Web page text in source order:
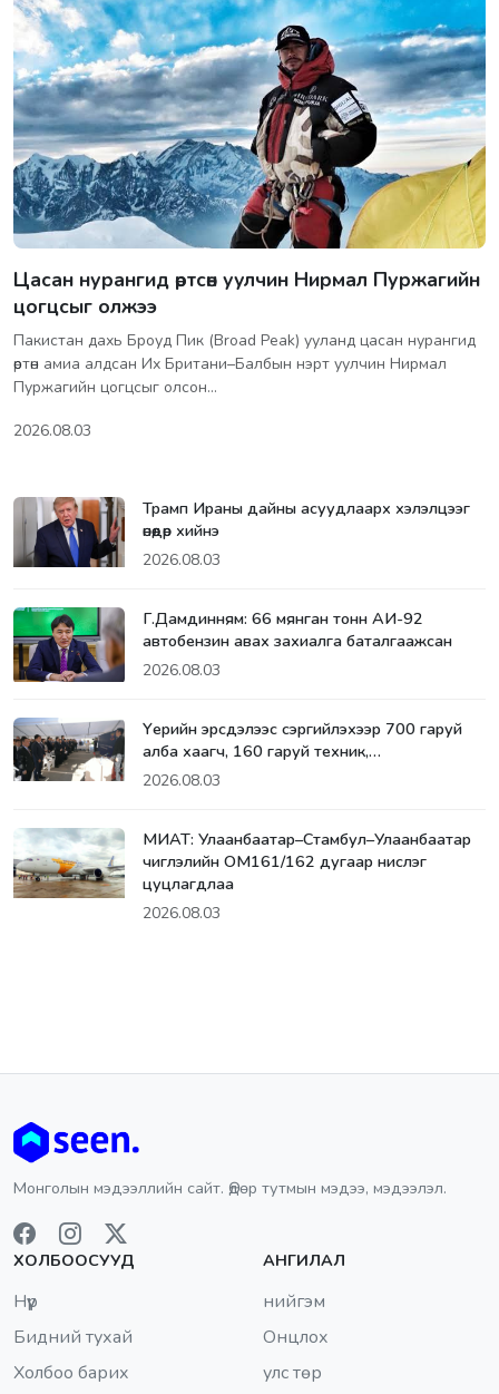
Цасан нурангид өртсөн уулчин Нирмал Пуржагийн
цогцсыг олжээ
Пакистан дахь Броуд Пик (Broad Peak) ууланд цасан нурангид
өртөн амиа алдсан Их Британи–Балбын нэрт уулчин Нирмал
Пуржагийн цогцсыг олсон…
2026.08.03
Трамп Ираны дайны асуудлаарх хэлэлцээг
өнөөдөр хийнэ
2026.08.03
Г.Дамдинням: 66 мянган тонн АИ-92
автобензин авах захиалга баталгаажсан
2026.08.03
Үерийн эрсдэлээс сэргийлэхээр 700 гаруй
алба хаагч, 160 гаруй техник,…
2026.08.03
МИАТ: Улаанбаатар–Стамбул–Улаанбаатар
чиглэлийн ОМ161/162 дугаар нислэг
цуцлагдлаа
2026.08.03
Монголын мэдээллийн сайт. Өдөр тутмын мэдээ, мэдээлэл.
ХОЛБООСУУД
Нүүр
Бидний тухай
Холбоо барих
АНГИЛАЛ
нийгэм
Онцлох
улс төр